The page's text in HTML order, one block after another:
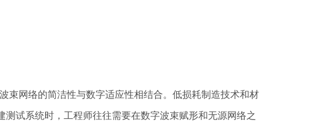
束网络的简洁性与数字适应性相结合。低损耗制造技术和材
试系统时，工程师往往需要在数字波束赋形和无源网络之